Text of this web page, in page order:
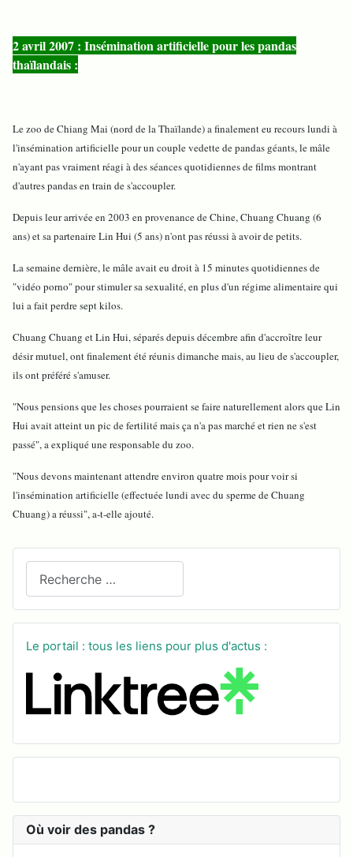
Le portail : tous les liens pour plus d'actus :
Où voir des pandas ?
2 avril 2007 : Insémination artificielle pour les pandas
thaïlandais :
Le zoo de Chiang Mai (nord de la Thaïlande) a finalement eu recours lundi à
l'insémination artificielle pour un couple vedette de pandas géants, le mâle
n'ayant pas vraiment réagi à des séances quotidiennes de films montrant
d'autres pandas en train de s'accoupler.
Depuis leur arrivée en 2003 en provenance de Chine, Chuang Chuang (6
ans) et sa partenaire Lin Hui (5 ans) n'ont pas réussi à avoir de petits.
La semaine dernière, le mâle avait eu droit à 15 minutes quotidiennes de
"vidéo porno" pour stimuler sa sexualité, en plus d'un régime alimentaire qui
lui a fait perdre sept kilos.
Chuang Chuang et Lin Hui, séparés depuis décembre afin d'accroître leur
désir mutuel, ont finalement été réunis dimanche mais, au lieu de s'accoupler,
ils ont préféré s'amuser.
"Nous pensions que les choses pourraient se faire naturellement alors que Lin
Hui avait atteint un pic de fertilité mais ça n'a pas marché et rien ne s'est
passé", a expliqué une responsable du zoo.
"Nous devons maintenant attendre environ quatre mois pour voir si
l'insémination artificielle (effectuée lundi avec du sperme de Chuang
Chuang) a réussi", a-t-elle ajouté.